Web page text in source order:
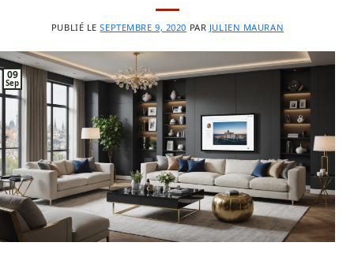
PUBLIÉ LESEPTEMBRE 9, 2020 PAR JULIEN MAURAN
09
Sep